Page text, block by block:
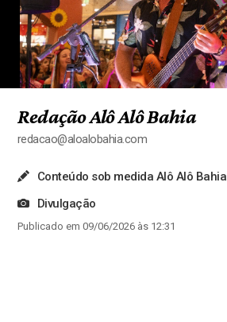
Redação Alô Alô Bahia
redacao@aloalobahia.com
Conteúdo sob medida Alô Alô Bahia
Divulgação
Publicado em 09/06/2026 às 12:31